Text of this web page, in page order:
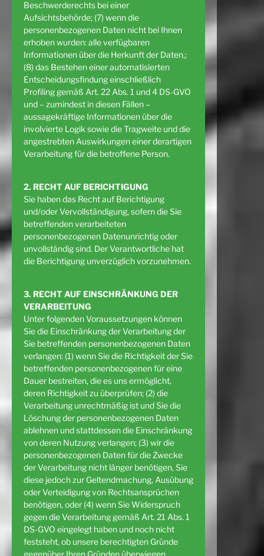
Beschwerderechts bei einer
Aufsichtsbehörde; (7) wenn die
personenbezogenen Daten nicht bei Ihnen
erhoben wurden: alle verfügbaren
Informationen über die Herkunft der Daten,;
(8) das Bestehen einer automatisierten
Entscheidungsfindung einschließlich
Profiling gemäß Art. 22 Abs. 1 und 4 DS-GVO
und – zumindest in diesen Fällen –
aussagekräftige Informationen über die
involvierte Logik sowie die Tragweite und die
angestrebten Auswirkungen einer derartigen
Verarbeitung für die betroffene Person.
2. RECHT AUF BERICHTIGUNG
Sie haben das Recht auf Berichtigung
und/oder Vervollständigung, sofern die Sie
betreffenden verarbeiteten
personenbezogenen Datenunrichtig oder
unvollständig sind. Der Verantwortliche hat
die Berichtigung unverzüglich vorzunehmen.
3. RECHT AUF EINSCHRÄNKUNG DER
VERARBEITUNG
Unter folgenden Voraussetzungen können
Sie die Einschränkung der Verarbeitung der
Sie betreffenden personenbezogenen Daten
verlangen: (1) wenn Sie die Richtigkeit der Sie
betreffenden personenbezogenen für eine
Dauer bestreiten, die es uns ermöglicht,
deren Richtigkeit zu überprüfen; (2) die
Verarbeitung unrechtmäßig ist und Sie die
Löschung der personenbezogenen Daten
ablehnen und stattdessen die Einschränkung
von deren Nutzung verlangen; (3) wir die
personenbezogenen Daten für die Zwecke
der Verarbeitung nicht länger benötigen, Sie
diese jedoch zur Geltendmachung, Ausübung
oder Verteidigung von Rechtsansprüchen
benötigen, oder (4) wenn Sie Widerspruch
gegen die Verarbeitung gemäß Art. 21 Abs. 1
DS-GVO eingelegt haben und noch nicht
feststeht, ob unsere berechtigten Gründe
gegenüber Ihren Gründen überwiegen.